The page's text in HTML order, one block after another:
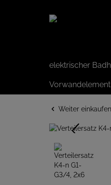
elektrischer
Vorwandelement
Weiter einkaufen